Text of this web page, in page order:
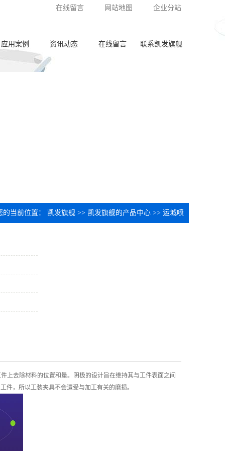
在线留言 网站地图 企业分站
应用案例
阀体圈槽加工
其他加工
资讯动态 在线留言 联系凯发旗舰
的当前位置： 凯发旗舰 >> 凯发旗舰的产品中心 >> 运城喷
上去除材料的位置和量。阴极的设计旨在维持其与工件表面之间
件，所以工装夹具不会遭受与加工有关的磨损。